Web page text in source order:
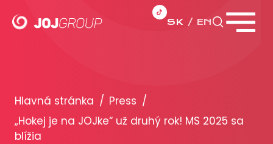
SK EN
Brandy
Produkty
Hlavná stránka / Press /
„Hokej je na JOJke“ už druhý rok! MS 2025 sa
blížia